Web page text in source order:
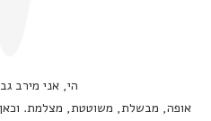
הי, אני מירב
אופה, מבשלת, משוטטת, מצלמת.